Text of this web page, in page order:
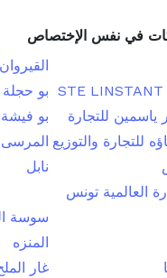
في نفس الإختصاص
STE LINSTANT بو حجلة
ياسمين للتجارة
بو فيشة
للتجارة والتوزيع المرسى
نابل
العالمية تونس
سوسة
المنزه
غار